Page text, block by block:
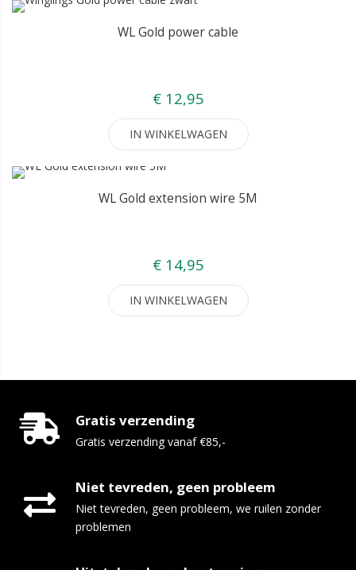
WL Gold power cable
€ 12,95
IN WINKELWAGEN
WL Gold extension wire 5M
€ 14,95
IN WINKELWAGEN
Gratis verzending
Gratis verzending vanaf €85,-
Niet tevreden, geen probleem
Niet tevreden, geen probleem, we ruilen zonder
problemen